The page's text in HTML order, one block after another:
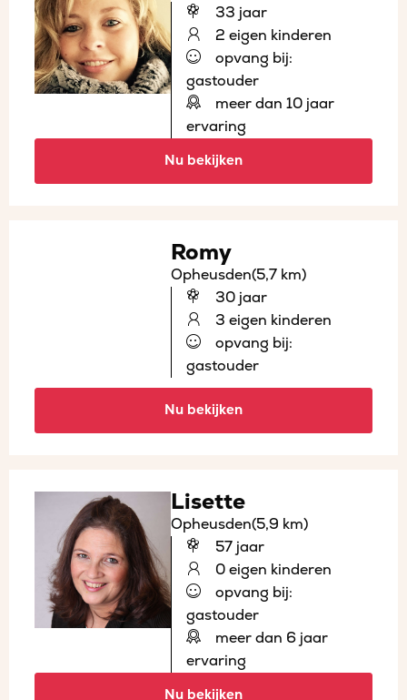
33 jaar
2 eigen kinderen
opvang bij:
gastouder
meer dan 10 jaar
ervaring
Nu bekijken
Romy
Opheusden(5,7 km)
30 jaar
3 eigen kinderen
opvang bij:
gastouder
Nu bekijken
Lisette
Opheusden(5,9 km)
57 jaar
0 eigen kinderen
opvang bij:
gastouder
meer dan 6 jaar
ervaring
Nu bekijken